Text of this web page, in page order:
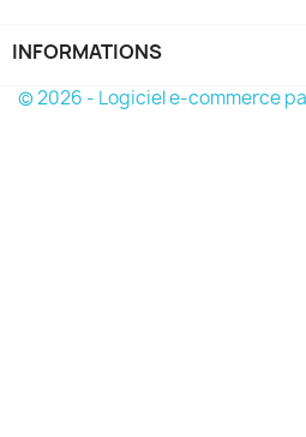
INFORMATIONS
© 2026 - Logiciel e-commerce